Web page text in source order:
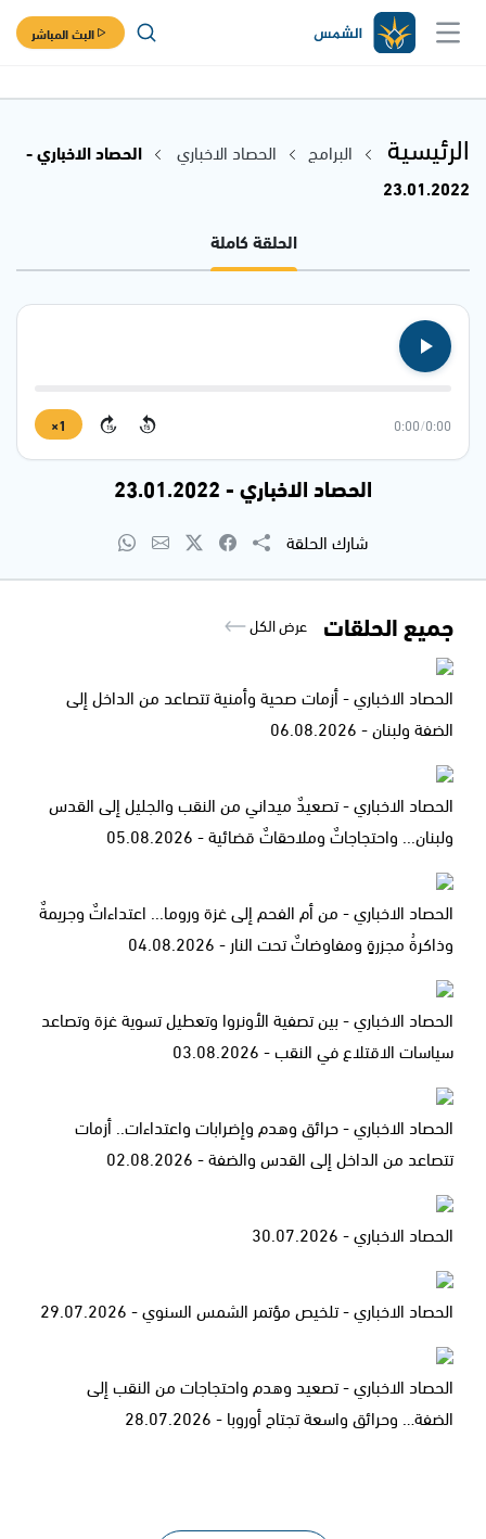
البث المباشر
الرئيسية البرامج الحصاد الاخباري
الحصاد الاخباري -
23.01.2022
الحلقة كاملة
0:00
/
0:00
15
15
1×
الحصاد الاخباري - 23.01.2022
شارك الحلقة
جميع الحلقات عرض الكل
الحصاد الاخباري - أزمات صحية وأمنية تتصاعد من الداخل إلى
الضفة ولبنان - 06.08.2026
الحصاد الاخباري - تصعيدٌ ميداني من النقب والجليل إلى القدس
ولبنان... واحتجاجاتٌ وملاحقاتٌ قضائية - 05.08.2026
الحصاد الاخباري - من أم الفحم إلى غزة وروما... اعتداءاتٌ وجريمةٌ
وذاكرةُ مجزرةٍ ومفاوضاتٌ تحت النار - 04.08.2026
الحصاد الاخباري - بين تصفية الأونروا وتعطيل تسوية غزة وتصاعد
سياسات الاقتلاع في النقب - 03.08.2026
الحصاد الاخباري - حرائق وهدم وإضرابات واعتداءات.. أزمات
تتصاعد من الداخل إلى القدس والضفة - 02.08.2026
الحصاد الاخباري - 30.07.2026
الحصاد الاخباري - تلخيص مؤتمر الشمس السنوي - 29.07.2026
الحصاد الاخباري - تصعيد وهدم واحتجاجات من النقب إلى
الضفة… وحرائق واسعة تجتاح أوروبا - 28.07.2026